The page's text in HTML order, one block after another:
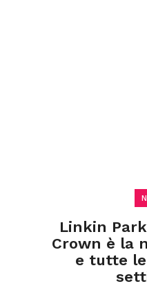
Linkin
Crown è la
e tutte